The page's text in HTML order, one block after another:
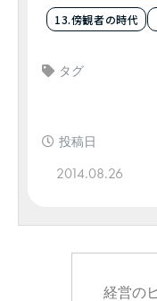
13.傍観者の時代
タグ
投稿日
2014.08.26